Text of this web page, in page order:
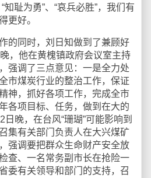
知耻为勇”、“哀兵必胜”，我们有
更好。
同时，刘日知做到了兼顾好
，他在黄槐镇政府会议室主持
强调了三点意见：一是全力处
市煤炭行业的整治工作，保证
神，抓好各项工作，完成全市
各项目标、任务，做到在大的
晚，在台风“珊瑚”可能影响到
集有关部门负责人在大兴煤矿
强调要把群众生命财产安全放
查、一名常务副市长在抢险一
委有关领导和部门的支持，召